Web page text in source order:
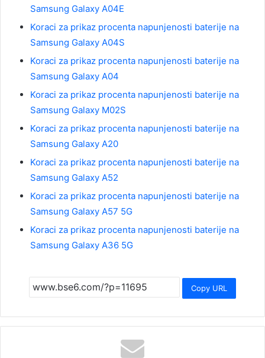
Samsung Galaxy A04E
Koraci za prikaz procenta napunjenosti baterije na
Samsung Galaxy A04S
Koraci za prikaz procenta napunjenosti baterije na
Samsung Galaxy A04
Koraci za prikaz procenta napunjenosti baterije na
Samsung Galaxy M02S
Koraci za prikaz procenta napunjenosti baterije na
Samsung Galaxy A20
Koraci za prikaz procenta napunjenosti baterije na
Samsung Galaxy A52
Koraci za prikaz procenta napunjenosti baterije na
Samsung Galaxy A57 5G
Koraci za prikaz procenta napunjenosti baterije na
Samsung Galaxy A36 5G
Copy URL